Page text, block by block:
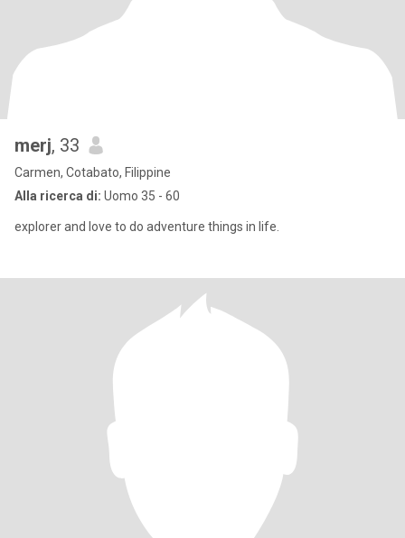
merj, 33
Carmen, Cotabato, Filippine
Alla ricerca di: Uomo 35 - 60
explorer and love to do adventure things in life.